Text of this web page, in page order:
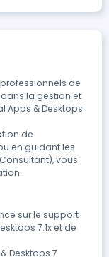
de
dans la gestion et
Apps & Desktops
de
en guidant les
vous
sur le support
7.1x et de
Desktops 7